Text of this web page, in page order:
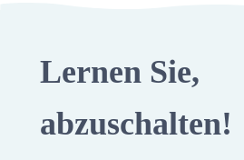
Lernen Sie,
abzuschalten!